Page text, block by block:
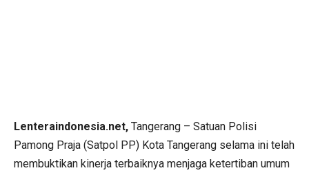
Lenteraindonesia.net, Tangerang – Satuan Polisi
Pamong Praja (Satpol PP) Kota Tangerang selama ini telah
membuktikan kinerja terbaiknya menjaga ketertiban umum